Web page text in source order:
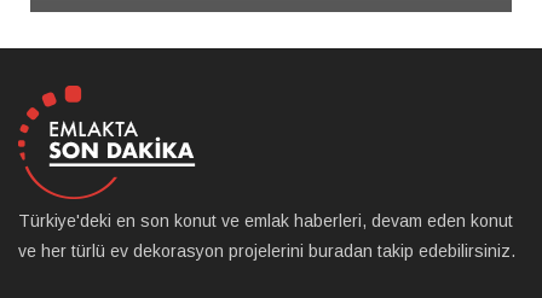
Türkiye'deki en son konut ve emlak haberleri, devam eden konut
ve her türlü ev dekorasyon projelerini buradan takip edebilirsiniz.